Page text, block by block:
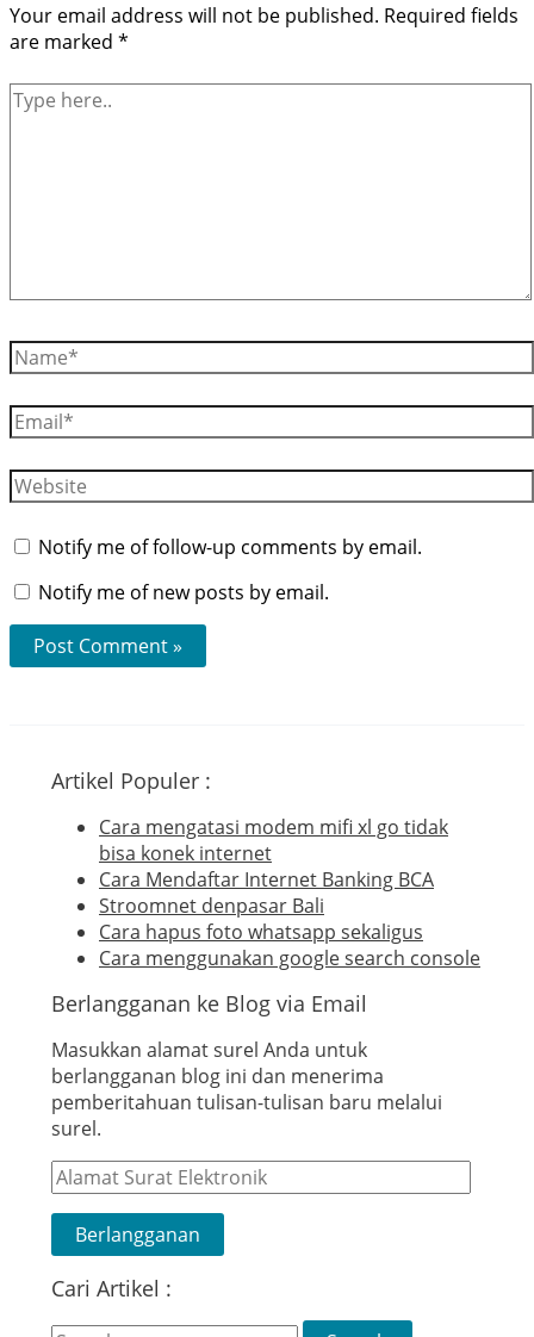
Your email address will not be published. Required fields
are marked *
Type
here..
Name*
Email*
Website
Notify me of follow-up comments by email.
Notify me of new posts by email.
Artikel Populer :
Cara mengatasi modem mifi xl go tidak
bisa konek internet
Cara Mendaftar Internet Banking BCA
Stroomnet denpasar Bali
Cara hapus foto whatsapp sekaligus
Cara menggunakan google search console
Berlangganan ke Blog via Email
Masukkan alamat surel Anda untuk
berlangganan blog ini dan menerima
pemberitahuan tulisan-tulisan baru melalui
surel.
Alamat
Surat
Elektronik
Berlangganan
Cari Artikel :
Search